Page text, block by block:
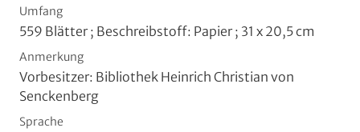
Umfang
559 Blätter ; Beschreibstoff: Papier ; 31 x 20,5 cm
Anmerkung
Vorbesitzer: Bibliothek Heinrich Christian von
Senckenberg
Sprache